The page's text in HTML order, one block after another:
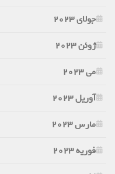
جولای 2023
ژوئن 2023
می 2023
آوریل 2023
مارس 2023
فوریه 2023